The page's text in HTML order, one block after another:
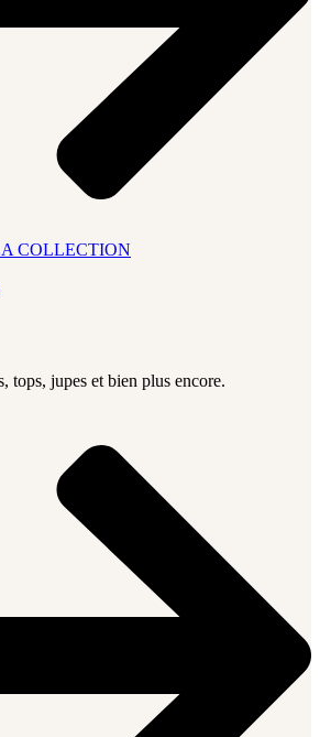
COLLECTION
tops, jupes et bien plus encore.